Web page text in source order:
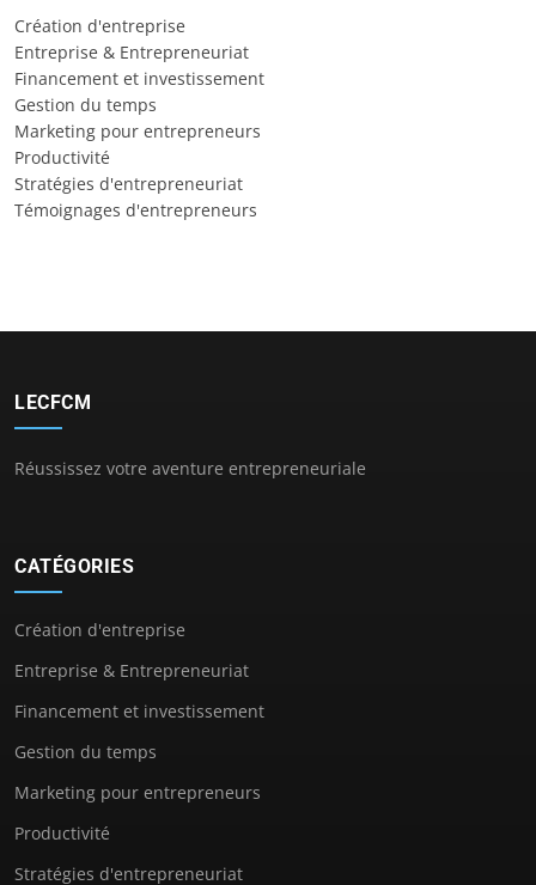
Création d'entreprise
Entreprise & Entrepreneuriat
Financement et investissement
Gestion du temps
Marketing pour entrepreneurs
Productivité
Stratégies d'entrepreneuriat
Témoignages d'entrepreneurs
LECFCM
Réussissez votre aventure entrepreneuriale
CATÉGORIES
Création d'entreprise
Entreprise & Entrepreneuriat
Financement et investissement
Gestion du temps
Marketing pour entrepreneurs
Productivité
Stratégies d'entrepreneuriat